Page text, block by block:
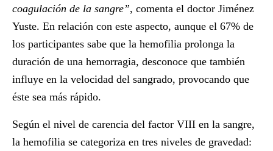
coagulación de la sangre”, comenta el doctor Jiménez
Yuste. En relación con este aspecto, aunque el 67% de
los participantes sabe que la hemofilia prolonga la
duración de una hemorragia, desconoce que también
influye en la velocidad del sangrado, provocando que
éste sea más rápido.
Según el nivel de carencia del factor VIII en la sangre,
la hemofilia se categoriza en tres niveles de gravedad: